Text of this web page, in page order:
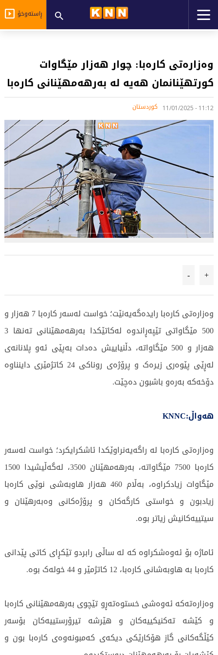
ڕاستەوخۆ
وەزارەتى کارەبا: چوار هەزار مێگاوات
کورتهێنانمان هەیە لە بەرهەمهێنانى کارەبا
11:12 - 11/01/2025 کوردستان
+
-
وەزارەتى کارەبا رایدەگەیەنێت؛ خواست لەسەر کارەبا 7 هەزار و
500 مێگاواتى تێپەڕاندوە لەکاتێکدا بەرهەمهێنانى تەنها 3
هەزار و 500 مێگاواتە، دڵنیاییش دەدات بەپێی ئەو پلانانەى
لەڕێی پێوەرى زیرەک و پرۆژەى روناکى 24 کاتژمێرى داینناوە
دۆخەکە بەرەو باشبون دەچێت.
هەواڵ:KNNC
وەزارەتى کارەبا لە راگەیەنراوێکدا ئاشکرایکرد؛ خواست لەسەر
کارەبا 7500 مێگاواتە، بەرهەمهێنان 3500، لەگەڵیشیدا 1500
مێگاوات زیادکراوە، بەڵام 460 هەزار هاوبەشى نوێی کارەبا
زیادبون و خواستى کارگەکان و پرۆژەکانى وەبەرهێنان و
سیتییەکانیش زیاتر بوە.
ئاماژە بۆ ئەوەشکراوە کە لە ساڵى رابردو تێکڕاى کاتى پێدانى
کارەبا بە هاوبەشانى کارەبا، 12 کاتژمێر و 44 خولەک بوە.
وەزارەتەکە ئەوەشى خستوەتەڕو تێچوى بەرهەمهێنانى کارەبا
و کێشە تەکنیکییەکان و هێرشە تیرۆرستییەکان بۆسەر
کێڵگەکانى گاز هۆکارێکى دیکەى کەمبونەوەى کارەبا بون و